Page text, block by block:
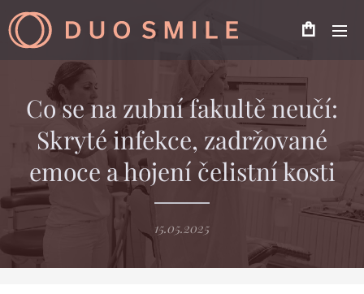
Co se na zubní fakultě neučí:
Skryté infekce, zadržované
emoce a hojení čelistní kosti
15.05.2025